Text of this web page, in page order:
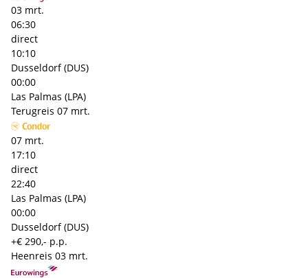
03 mrt.
06:30
direct
10:10
Dusseldorf (DUS)
00:00
Las Palmas (LPA)
Terugreis 07 mrt.
07 mrt.
17:10
direct
22:40
Las Palmas (LPA)
00:00
Dusseldorf (DUS)
+€ 290,- p.p.
Heenreis 03 mrt.